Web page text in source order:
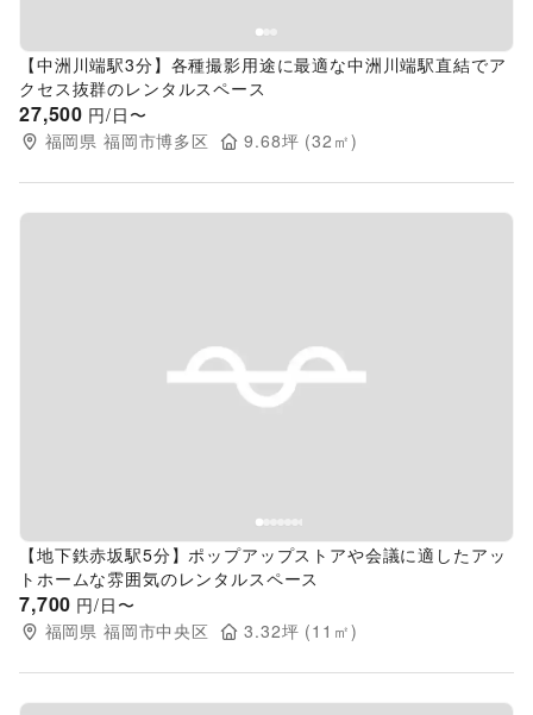
【中洲川端駅3分】各種撮影用途に最適な中洲川端駅直結でア
クセス抜群のレンタルスペース
27,500 円/日〜
福岡県 福岡市博多区 9.68坪 (32 ㎡)
Previous slide
【地下鉄赤坂駅5分】ポップアップストアや会議に適したアッ
トホームな雰囲気のレンタルスペース
7,700 円/日〜
福岡県 福岡市中央区 3.32坪 (11 ㎡)